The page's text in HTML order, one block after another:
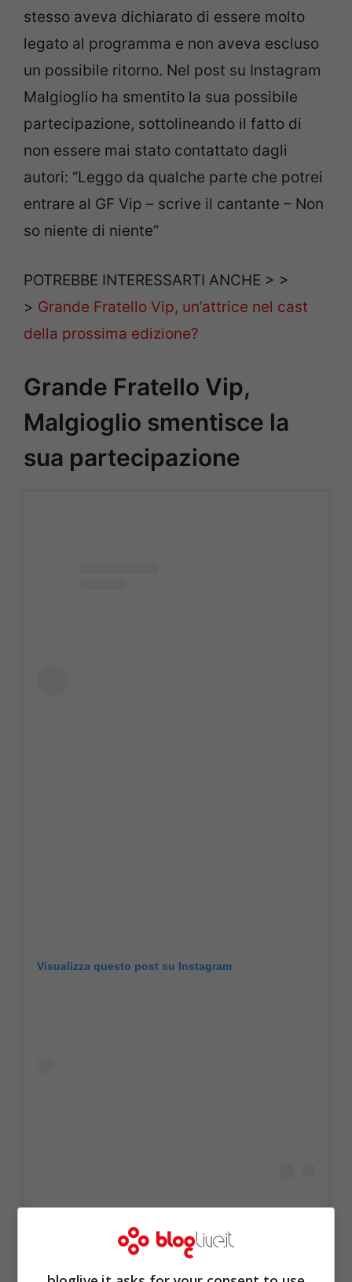
stesso aveva dichiarato di essere molto
legato al programma e non aveva escluso
un possibile ritorno. Nel post su Instagram
Malgioglio ha smentito la sua possibile
partecipazione, sottolineando il fatto di
non essere mai stato contattato dagli
autori: “Leggo da qualche parte che potrei
entrare al GF Vip – scrive il cantante – Non
so niente di niente”
POTREBBE INTERESSARTI ANCHE > >
> Grande Fratello Vip, un’attrice nel cast
della prossima edizione?
Grande Fratello Vip,
Malgioglio smentisce la
sua partecipazione
Visualizza questo post su Instagram